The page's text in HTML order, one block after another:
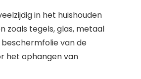
in het huishouden
zoals tegels, glas, metaal
van de
het ophangen van